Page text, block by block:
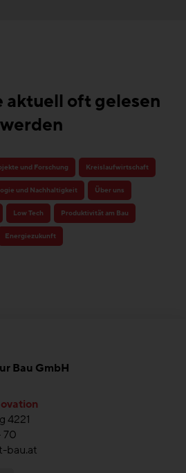
aktuell oft gelesen
werden
und Forschung Kreislaufwirtschaft
und Nachhaltigkeit Über uns
Low Tech Produktivität am Bau
Energiezukunft
Bau GmbH
4221
70
bau.at